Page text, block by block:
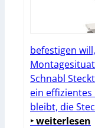
befestigen
Schnabl
ein effizientes
bleibt, die
‣ weiterlesen